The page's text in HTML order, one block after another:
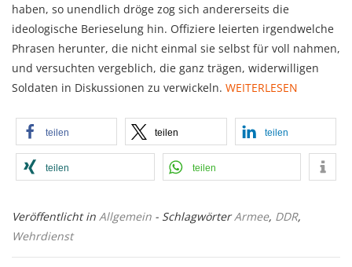
haben, so unendlich dröge zog sich andererseits die
ideologische Beriese­lung hin. Offiziere leierten irgendwelche
Phrasen her­unter, die nicht einmal sie selbst für voll nahmen,
und versuchten vergeblich, die ganz trägen, wider­­willigen
Soldaten in Diskussionen zu ver­wickeln. WEITERLESEN
teilen teilen teilen
teilen teilen
Veröffentlicht in Allgemein - SchlagwörterArmee, DDR,
Wehrdienst